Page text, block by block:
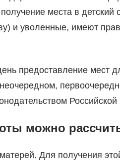
места в
и уволенные, имеют
предоставление мест
можно
Для получения